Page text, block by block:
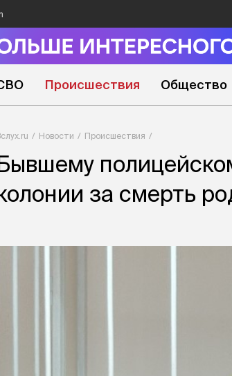
Происшествия Общество
Новости Происшествия
за смерть